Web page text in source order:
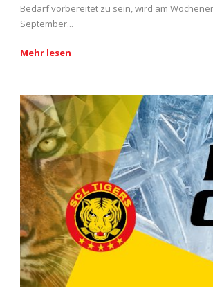
Bedarf vorbereitet zu sein, wird am
September...
Mehr lesen